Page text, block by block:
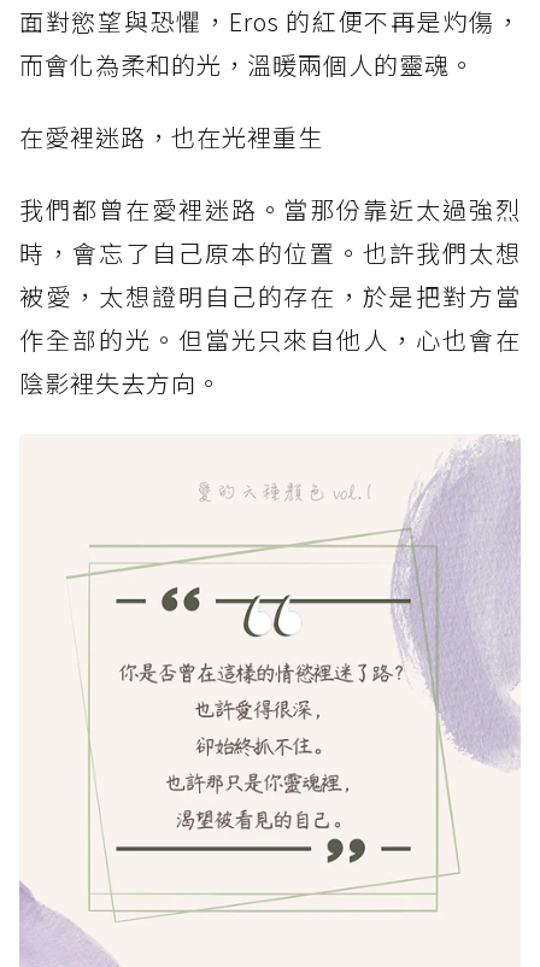
面對慾望與恐懼，Eros 的紅便不再是灼傷，
而會化為柔和的光，溫暖兩個人的靈魂。
在愛裡迷路，也在光裡重生
我們都曾在愛裡迷路。當那份靠近太過強烈
時，會忘了自己原本的位置。也許我們太想
被愛，太想證明自己的存在，於是把對方當
作全部的光。但當光只來自他人，心也會在
陰影裡失去方向。